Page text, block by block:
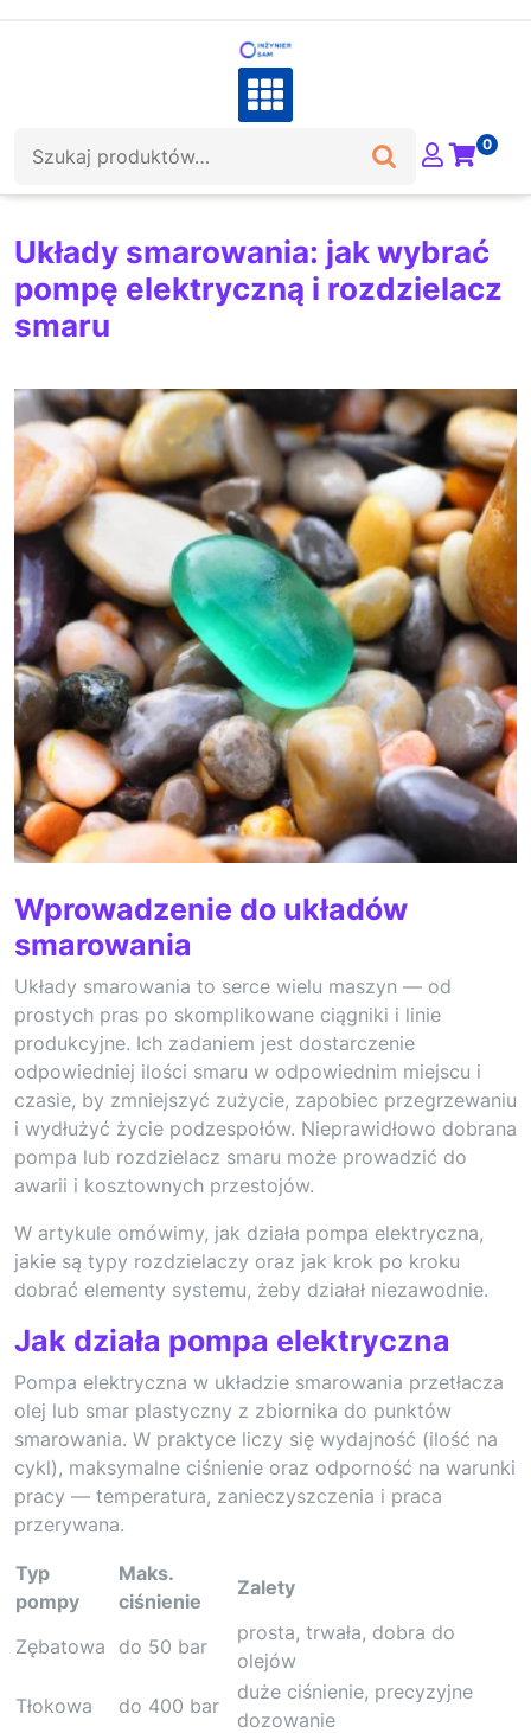
0
Układy smarowania: jak wybrać
pompę elektryczną i rozdzielacz
smaru
Wprowadzenie do układów
smarowania
Układy smarowania to serce wielu maszyn — od
prostych pras po skomplikowane ciągniki i linie
produkcyjne. Ich zadaniem jest dostarczenie
odpowiedniej ilości smaru w odpowiednim miejscu i
czasie, by zmniejszyć zużycie, zapobiec przegrzewaniu
i wydłużyć życie podzespołów. Nieprawidłowo dobrana
pompa lub rozdzielacz smaru może prowadzić do
awarii i kosztownych przestojów.
W artykule omówimy, jak działa pompa elektryczna,
jakie są typy rozdzielaczy oraz jak krok po kroku
dobrać elementy systemu, żeby działał niezawodnie.
Jak działa pompa elektryczna
Pompa elektryczna w układzie smarowania przetłacza
olej lub smar plastyczny z zbiornika do punktów
smarowania. W praktyce liczy się wydajność (ilość na
cykl), maksymalne ciśnienie oraz odporność na warunki
pracy — temperatura, zanieczyszczenia i praca
przerywana.
Typ
pompy
Maks.
ciśnienie
Zalety
Zębatowa do 50 bar
prosta, trwała, dobra do
olejów
Tłokowa
do 400 bar
duże ciśnienie, precyzyjne
dozowanie